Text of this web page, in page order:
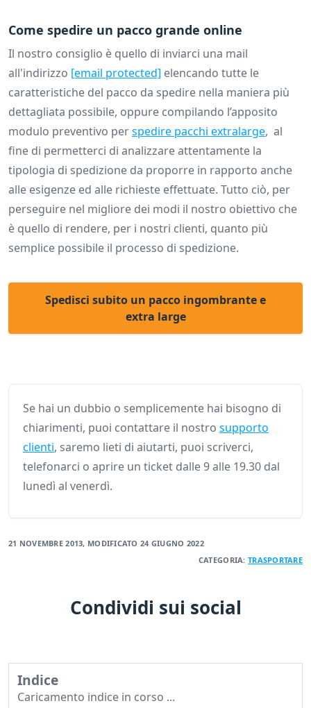
Come spedire un pacco grande online
Il nostro consiglio è quello di inviarci una mail
all'indirizzo [email protected] elencando tutte le
caratteristiche del pacco da spedire nella maniera più
dettagliata possibile, oppure compilando l’apposito
modulo preventivo perspedire pacchi extralarge, al
fine di permetterci di analizzare attentamente la
tipologia di spedizione da proporre in rapporto anche
alle esigenze ed alle richieste effettuate. Tutto ciò, per
perseguire nel migliore dei modi il nostro obiettivo che
è quello di rendere, per i nostri clienti, quanto più
semplice possibile il processo di spedizione.
Spedisci subito un pacco ingombrante e
extra large
Se hai un dubbio o semplicemente hai bisogno di
chiarimenti, puoi contattare il nostro supporto
clienti, saremo lieti di aiutarti, puoi scriverci,
telefonarci o aprire un ticket dalle 9 alle 19.30 dal
lunedì al venerdì.
21 NOVEMBRE 2013, MODIFICATO 24 GIUGNO 2022
CATEGORIA: TRASPORTARE
Condividi sui social
Indice
Caricamento indice in corso ...